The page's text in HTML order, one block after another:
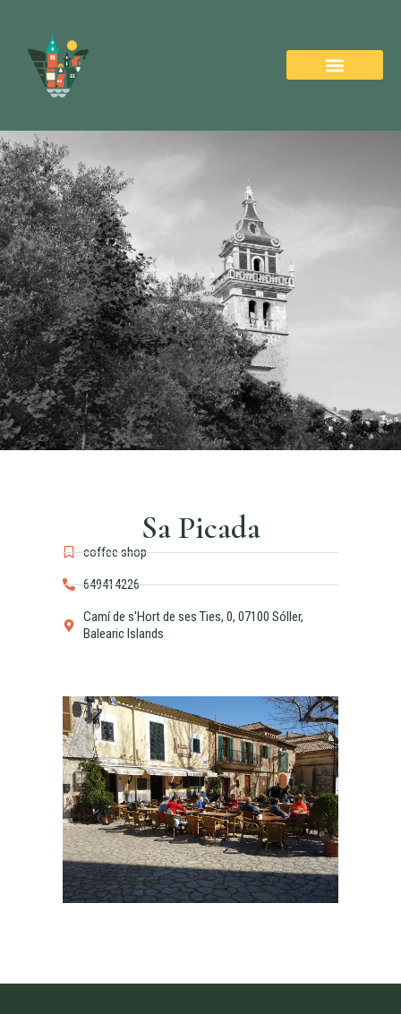
Sa Picada
coffee shop
649414226
Camí de s'Hort de ses Ties, 0, 07100 Sóller,
Balearic Islands